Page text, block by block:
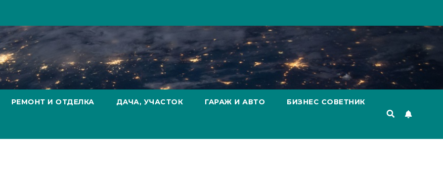
РЕМОНТ И ОТДЕЛКА ДАЧА, УЧАСТОК ГАРАЖ И АВТО БИЗНЕС СОВЕТНИК